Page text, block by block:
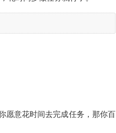
愿意花时间去完成任务，那你百